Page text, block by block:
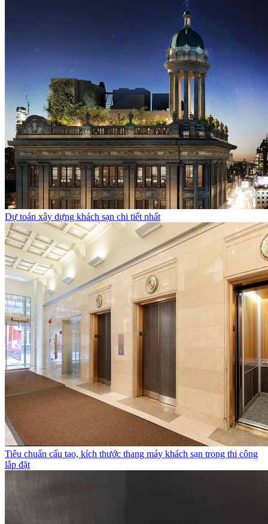
Dự toán xây dựng khách sạn chi tiết nhất
Tiêu chuẩn cấu tạo, kích thước thang máy khách sạn trong thi công
lắp đặt